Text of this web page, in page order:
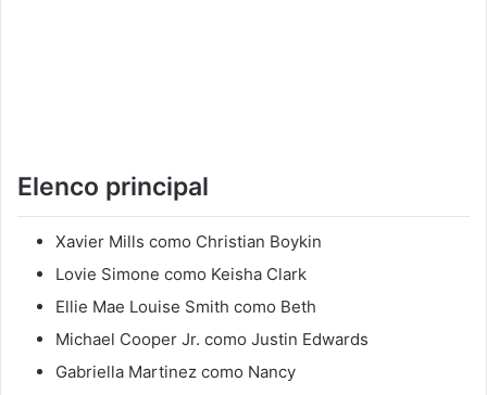
Elenco principal
Xavier Mills como Christian Boykin
Lovie Simone como Keisha Clark
Ellie Mae Louise Smith como Beth
Michael Cooper Jr. como Justin Edwards
Gabriella Martinez como Nancy